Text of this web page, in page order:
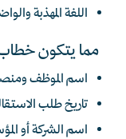
اللغة المهذبة
مما يتكون خطاب
اسم الموظف
تاريخ طلب
اسم الشركة أو